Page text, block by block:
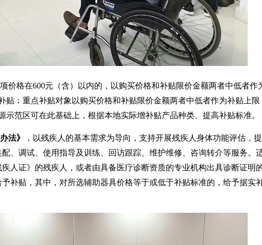
价格在600元（含）以内的，以购买价格和补贴限价金额两者中低者作
贴：重点补贴对象以购买价格和补贴限价金额两者中低者作为补贴上
示范区可在此基础上，根据本地实际增补贴产品种类、提高补贴标准。
法》
，以残疾人的基本需求为导向，支持开展残疾人身体功能评估，
、调试、使用指导及训练、回访跟踪、维护维修、咨询转介等服务。
人证》的残疾人，或者由具备医疗诊断资质的专业机构出具诊断证明
补贴，其中，对所选辅助器具价格等于或低于补贴标准的，给予据实